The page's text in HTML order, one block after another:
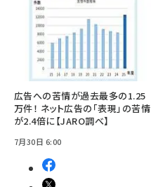
広告への苦情が過去最多の1.25
万件！ ネット広告の「表現」の苦情
が2.4倍に【JARO調べ】
7月30日 6:00